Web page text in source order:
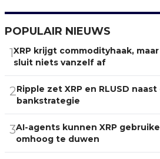
POPULAIR NIEUWS
1XRP krijgt commodityhaak, maar
sluit niets vanzelf af
2Ripple zet XRP en RLUSD
bankstrategie
3AI-agents kunnen XRP
omhoog te duwen